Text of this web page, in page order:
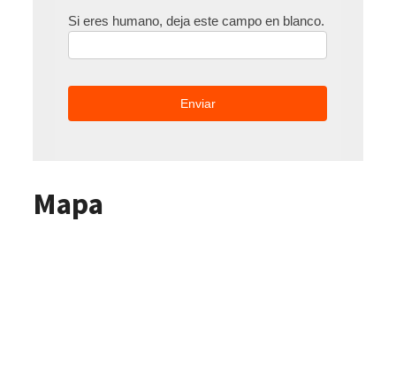
Si eres humano, deja este campo en blanco.
Mapa